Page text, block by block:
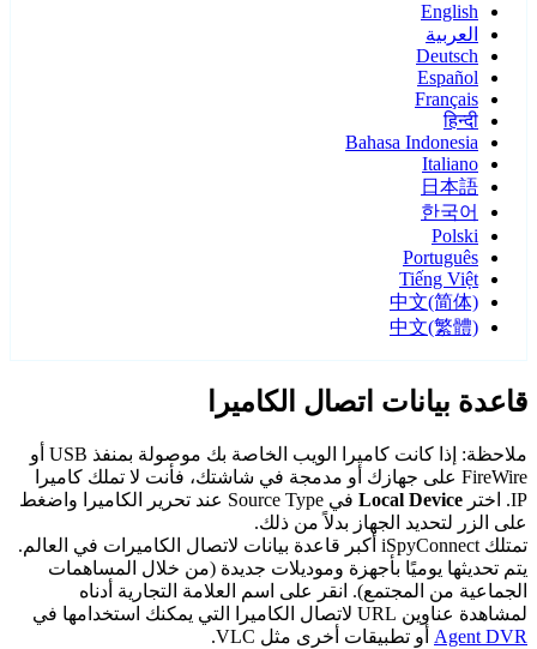
English
العربية
Deutsch
Español
Français
हिन्दी
Bahasa Indonesia
Italiano
日本語
한국어
Polski
Português
Tiếng Việt
中文(简体)
中文(繁體)
قاعدة بيانات اتصال الكاميرا
ملاحظة: إذا كانت كاميرا الويب الخاصة بك موصولة بمنفذ USB أو
FireWire على جهازك أو مدمجة في شاشتك، فأنت لا تملك كاميرا
IP. اختر
Local Device
في Source Type عند تحرير الكاميرا واضغط
على الزر لتحديد الجهاز بدلاً من ذلك.
تمتلك iSpyConnect أكبر قاعدة بيانات لاتصال الكاميرات في العالم.
يتم تحديثها يوميًا بأجهزة وموديلات جديدة (من خلال المساهمات
الجماعية من المجتمع). انقر على اسم العلامة التجارية أدناه
لمشاهدة عناوين URL لاتصال الكاميرا التي يمكنك استخدامها في
Agent DVR أو تطبيقات أخرى مثل VLC.